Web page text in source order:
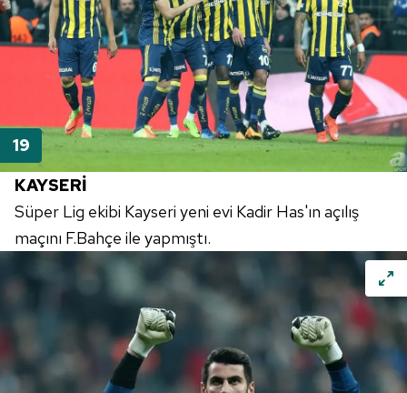
KAYSERİ
Süper Lig ekibi Kayseri yeni evi Kadir Has'ın açılış
maçını F.Bahçe ile yapmıştı.